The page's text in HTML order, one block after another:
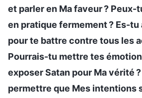
et parler en Ma faveur ?
en pratique fermement ? Es-tu
pour te battre contre tous les
Pourrais-tu mettre tes
exposer Satan pour Ma vérité
permettre que Mes intentions